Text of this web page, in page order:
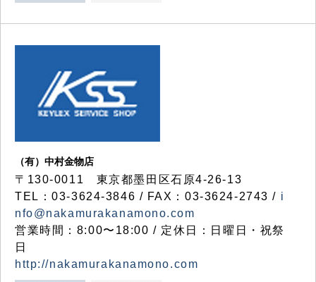
（有）中村金物店
〒130-0011 東京都墨田区石原4-26-13
TEL：03-3624-3846 / FAX：03-3624-2743 / i
nfo@nakamurakanamono.com
営業時間：8:00〜18:00 / 定休日：日曜日・祝祭
日
http://nakamurakanamono.com